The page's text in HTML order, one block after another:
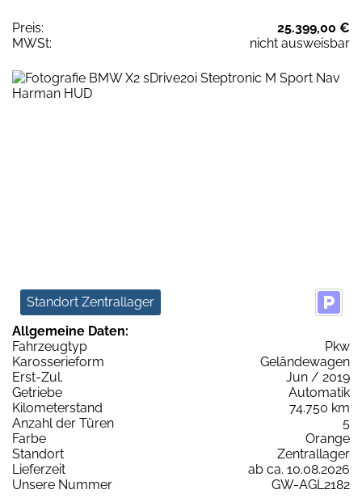
Preis:
25.399,00 €
MWSt:
nicht ausweisbar
Standort Zentrallager
Allgemeine Daten:
Fahrzeugtyp
Pkw
Karosserieform
Geländewagen
Erst-Zul.
Jun / 2019
Getriebe
Automatik
Kilometerstand
74.750 km
Anzahl der Türen
5
Farbe
Orange
Standort
Zentrallager
Lieferzeit
ab ca. 10.08.2026
Unsere Nummer
GW-AGL2182